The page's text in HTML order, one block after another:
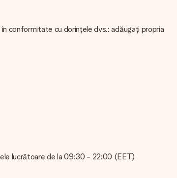
conformitate cu dorințele dvs.: adăugați propria
de calitatea imaginii dvs., vă rugăm să
pentru dvs.!
serviciul nostru pentru clienți. Sunt bucuroși să
lucrătoare de la 09:30 - 22:00 (EET)